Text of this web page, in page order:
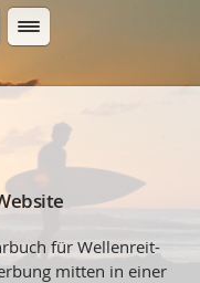
für Wellenreit-
mitten in einer